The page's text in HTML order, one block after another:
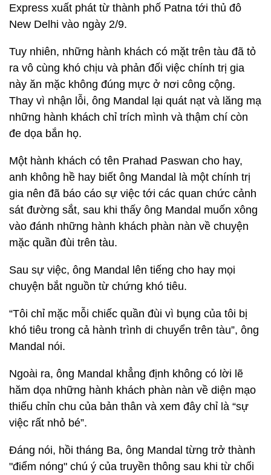
Express xuất phát từ thành phố Patna tới thủ đô
New Delhi vào ngày 2/9.
Tuy nhiên, những hành khách có mặt trên tàu đã tỏ
ra vô cùng khó chịu và phản đối việc chính trị gia
này ăn mặc không đúng mực ở nơi công cộng.
Thay vì nhận lỗi, ông Mandal lại quát nạt và lăng mạ
những hành khách chỉ trích mình và thậm chí còn
đe dọa bắn họ.
Một hành khách có tên Prahad Paswan cho hay,
anh không hề hay biết ông Mandal là một chính trị
gia nên đã báo cáo sự việc tới các quan chức cảnh
sát đường sắt, sau khi thấy ông Mandal muốn xông
vào đánh những hành khách phàn nàn về chuyện
mặc quần đùi trên tàu.
Sau sự việc, ông Mandal lên tiếng cho hay mọi
chuyện bắt nguồn từ chứng khó tiêu.
“Tôi chỉ mặc mỗi chiếc quần đùi vì bụng của tôi bị
khó tiêu trong cả hành trình di chuyển trên tàu”, ông
Mandal nói.
Ngoài ra, ông Mandal khẳng định không có lời lẽ
hăm dọa những hành khách phàn nàn về diện mạo
thiếu chỉn chu của bản thân và xem đây chỉ là “sự
việc rất nhỏ bé”.
Đáng nói, hồi tháng Ba, ông Mandal từng trở thành
"điểm nóng" chú ý của truyền thông sau khi từ chối